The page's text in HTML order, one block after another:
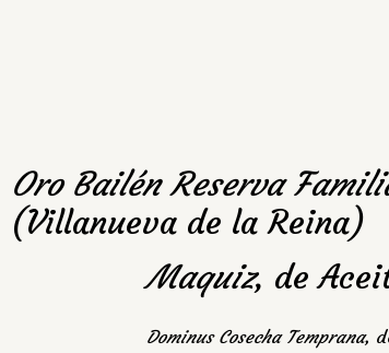
Oro Bailén Reserva
(Villanueva de la Reina)
Maquiz, de
Dominus Cosecha Temprana,